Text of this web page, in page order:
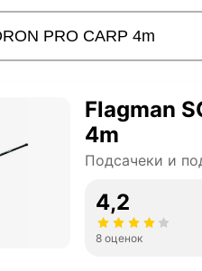
Flagman
4m
Подсачеки и
4,2
8 оценок